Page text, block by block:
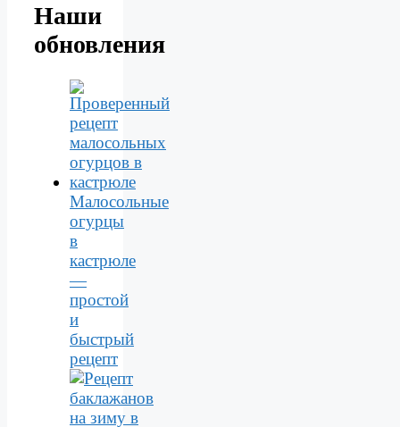
Наши
обновления
Малосольные
огурцы
в
кастрюле
—
простой
и
быстрый
рецепт